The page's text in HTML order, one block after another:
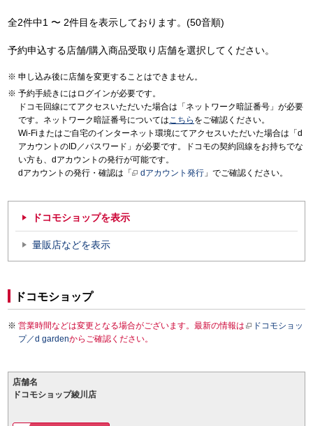
全2件中1 〜 2件目を表示しております。(50音順)
予約申込する店舗/購入商品受取り店舗を選択してください。
申し込み後に店舗を変更することはできません。
予約手続きにはログインが必要です。
ドコモ回線にてアクセスいただいた場合は「ネットワーク暗証番号」が必要
です。ネットワーク暗証番号についてはこちら をご確認ください。
Wi-Fiまたはご自宅のインターネット環境にてアクセスいただいた場合は「d
アカウントのID／パスワード」が必要です。ドコモの契約回線をお持ちでな
い方も、dアカウントの発行が可能です。
dアカウントの発行・確認は「
dアカウント発行 」でご確認ください。
ドコモショップを表示
量販店などを表示
ドコモショップ
営業時間などは変更となる場合がございます。最新の情報は
ドコモショッ
プ／d gardenからご確認ください。
店舗名
ドコモショップ綾川店